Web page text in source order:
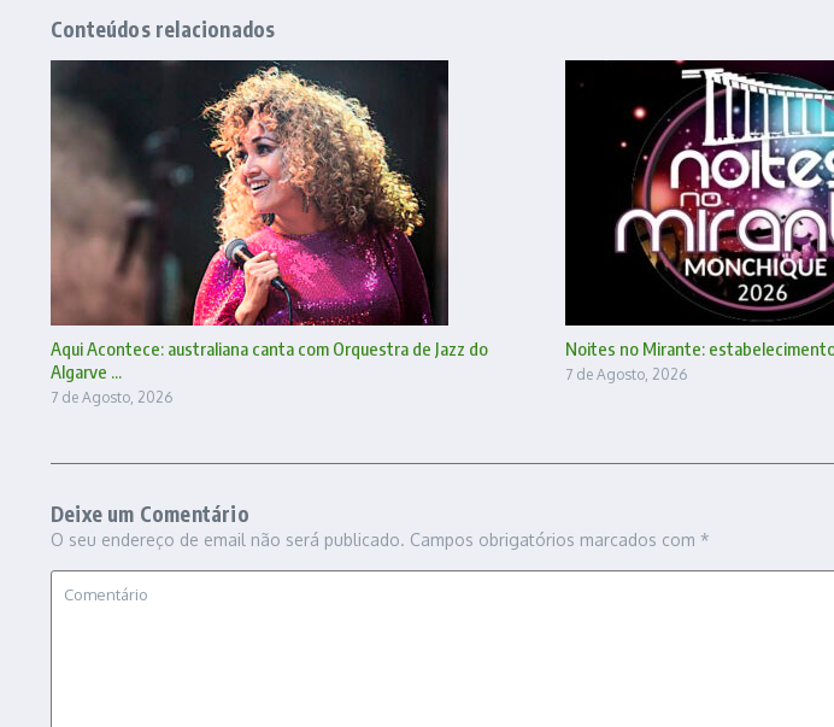
Conteúdos relacionados
Aqui Acontece: australiana canta com Orquestra de Jazz do
Algarve ...
7 de Agosto, 2026
Noites no Mirante:
7 de Agosto, 2026
Deixe um Comentário
O seu endereço de email não será publicado. Campos obrigatórios marcados com *